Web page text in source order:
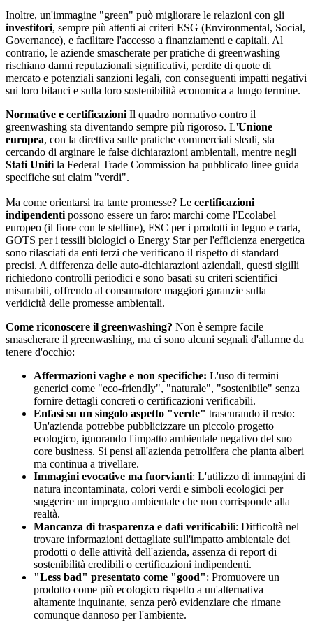
Inoltre, un'immagine "green" può migliorare le relazioni con gli
investitori, sempre più attenti ai criteri ESG (Environmental, Social,
Governance), e facilitare l'accesso a finanziamenti e capitali. Al
contrario, le aziende smascherate per pratiche di greenwashing
rischiano danni reputazionali significativi, perdite di quote di
mercato e potenziali sanzioni legali, con conseguenti impatti negativi
sui loro bilanci e sulla loro sostenibilità economica a lungo termine.
Normative e certificazioniIl quadro normativo contro il
greenwashing sta diventando sempre più rigoroso. L'Unione
europea, con la direttiva sulle pratiche commerciali sleali, sta
cercando di arginare le false dichiarazioni ambientali, mentre negli
Stati Unitila Federal Trade Commission ha pubblicato linee guida
specifiche sui claim "verdi".
Ma come orientarsi tra tante promesse? Le certificazioni
indipendentipossono essere un faro: marchi come l'Ecolabel
europeo (il fiore con le stelline), FSC per i prodotti in legno e carta,
GOTS per i tessili biologici o Energy Star per l'efficienza energetica
sono rilasciati da enti terzi che verificano il rispetto di standard
precisi. A differenza delle auto-dichiarazioni aziendali, questi sigilli
richiedono controlli periodici e sono basati su criteri scientifici
misurabili, offrendo al consumatore maggiori garanzie sulla
veridicità delle promesse ambientali.
Come riconoscere il greenwashing? Non è sempre facile
smascherare il greenwashing, ma ci sono alcuni segnali d'allarme da
tenere d'occhio:
Affermazioni vaghe e non specifiche: L'uso di termini
generici come "eco-friendly", "naturale", "sostenibile" senza
fornire dettagli concreti o certificazioni verificabili.
Enfasi su un singolo aspetto "verde" trascurando il resto:
Un'azienda potrebbe pubblicizzare un piccolo progetto
ecologico, ignorando l'impatto ambientale negativo del suo
core business. Si pensi all'azienda petrolifera che pianta alberi
ma continua a trivellare.
Immagini evocative ma fuorvianti: L'utilizzo di immagini di
natura incontaminata, colori verdi e simboli ecologici per
suggerire un impegno ambientale che non corrisponde alla
realtà.
Mancanza di trasparenza e dati verificabili: Difficoltà nel
trovare informazioni dettagliate sull'impatto ambientale dei
prodotti o delle attività dell'azienda, assenza di report di
sostenibilità credibili o certificazioni indipendenti.
"Less bad" presentato come "good": Promuovere un
prodotto come più ecologico rispetto a un'alternativa
altamente inquinante, senza però evidenziare che rimane
comunque dannoso per l'ambiente.